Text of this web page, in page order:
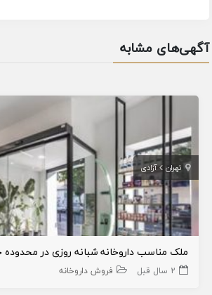
آگهی‌های مشابه
تهران آزادی
ملک مناسب داروخانه شبانه روزی در محدوده
2 سال قبل فروش داروخانه